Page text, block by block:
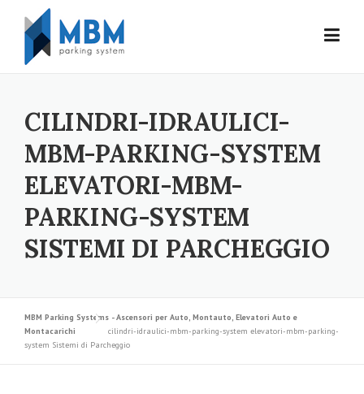
Skip to content
CILINDRI-IDRAULICI-
MBM-PARKING-SYSTEM
ELEVATORI-MBM-
PARKING-SYSTEM
SISTEMI DI PARCHEGGIO
MBM Parking Systems - Ascensori per Auto, Montauto, Elevatori Auto e
Montacarichi
cilindri-idraulici-mbm-parking-system elevatori-mbm-parking-
system Sistemi di Parcheggio